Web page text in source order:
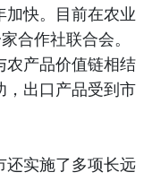
快。目前在农业
合作社联合会。
农产品价值链相结
，出口产品受到市
还实施了多项长远